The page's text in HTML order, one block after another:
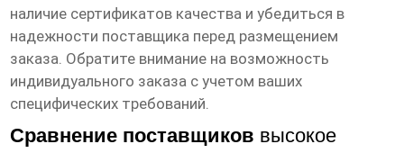
наличие сертификатов качества и убедиться в
надежности поставщика перед размещением
заказа. Обратите внимание на возможность
индивидуального заказа с учетом ваших
специфических требований.
Сравнение поставщиков высокое